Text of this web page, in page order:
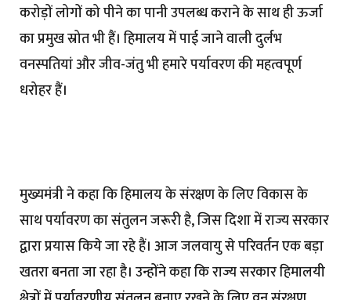
करोड़ों लोगों को पीने का पानी उपलब्ध कराने के साथ ही ऊर्जा
का प्रमुख स्रोत भी हैं। हिमालय में पाई जाने वाली दुर्लभ
वनस्पतियां और जीव-जंतु भी हमारे पर्यावरण की महत्वपूर्ण
धरोहर हैं।
मुख्यमंत्री ने कहा कि हिमालय के संरक्षण के लिए विकास के
साथ पर्यावरण का संतुलन जरूरी है, जिस दिशा में राज्य सरकार
द्वारा प्रयास किये जा रहे हैं। आज जलवायु से परिवर्तन एक बड़ा
खतरा बनता जा रहा है। उन्होंने कहा कि राज्य सरकार हिमालयी